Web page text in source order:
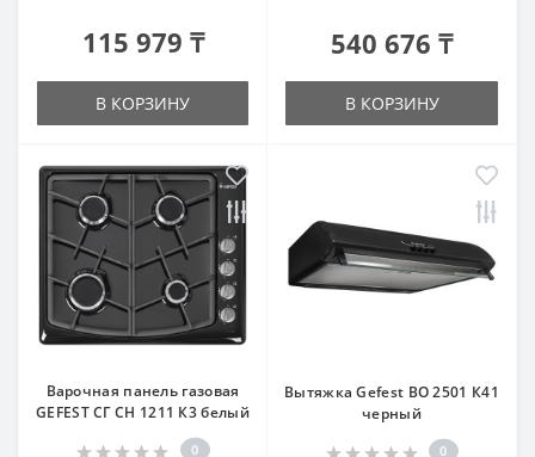
115 979 ₸
В КОРЗИНУ
540 676 ₸
В КОРЗИНУ
Варочная панель газовая
GEFEST СГ СН 1211 К3 белый
0
Вытяжка Gefest ВО 2501 К41
черный
0